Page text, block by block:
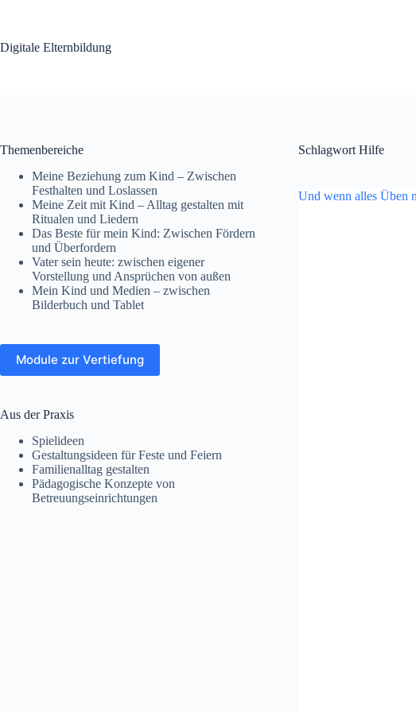
Digitale Elternbildung
SchlagwortHilfe
Und wenn alles Üben
Themenbereiche
Meine Beziehung zum Kind – Zwischen
Festhalten und Loslassen
Meine Zeit mit Kind – Alltag gestalten mit
Ritualen und Liedern
Das Beste für mein Kind: Zwischen Fördern
und Überfordern
Vater sein heute: zwischen eigener
Vorstellung und Ansprüchen von außen
Mein Kind und Medien – zwischen
Bilderbuch und Tablet
Module zur Vertiefung
Aus der Praxis
Spielideen
Gestaltungsideen für Feste und Feiern
Familienalltag gestalten
Pädagogische Konzepte von
Betreuungseinrichtungen